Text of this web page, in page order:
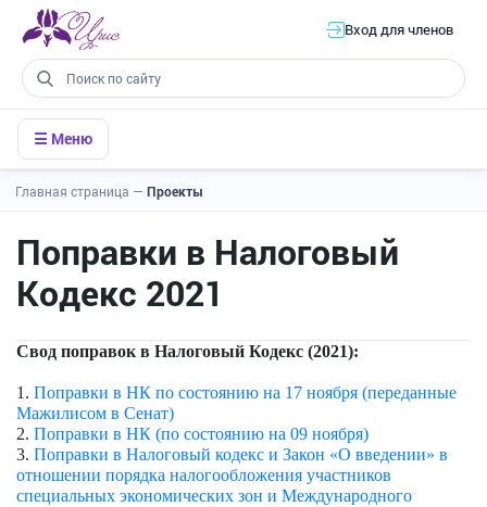
Вход для членов
☰ Меню
Главная страница — Проекты
Поправки в Налоговый
Кодекс 2021
Свод поправок в Налоговый Кодекс (2021):
1. Поправки в НК по состоянию на 17 ноября (переданные
Мажилисом в Сенат)
2. Поправки в НК (по состоянию на 09 ноября)
3. Поправки в Налоговый кодекс и Закон «О введении» в
отношении порядка налогообложения участников
специальных экономических зон и Международного